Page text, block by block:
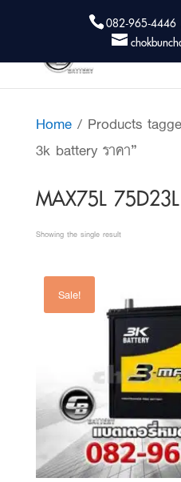
082-965-
Home/ Products
3k battery ราคา”
MAX75L
Showing the single result
Sale!